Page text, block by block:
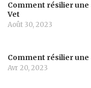
Comment résilier une
Vet
Août 30, 2023
Comment résilier une
Avr 20, 2023